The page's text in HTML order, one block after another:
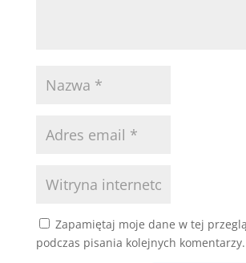
Zapamiętaj moje dane w tej
podczas pisania kolejnych komentarzy.